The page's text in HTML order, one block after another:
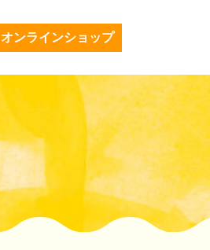
オンラインショップ